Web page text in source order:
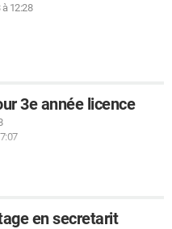
à 12:28
3e année licence
en secretarit